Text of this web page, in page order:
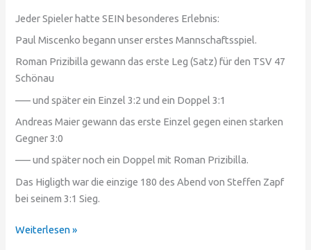
Jeder Spieler hatte SEIN besonderes Erlebnis:
Paul Miscenko begann unser erstes Mannschaftsspiel.
Roman Prizibilla gewann das erste Leg (Satz) für den TSV 47
Schönau
—– und später ein Einzel 3:2 und ein Doppel 3:1
Andreas Maier gewann das erste Einzel gegen einen starken
Gegner 3:0
—– und später noch ein Doppel mit Roman Prizibilla.
Das Higligth war die einzige 180 des Abend von Steffen Zapf
bei seinem 3:1 Sieg.
Weiterlesen »